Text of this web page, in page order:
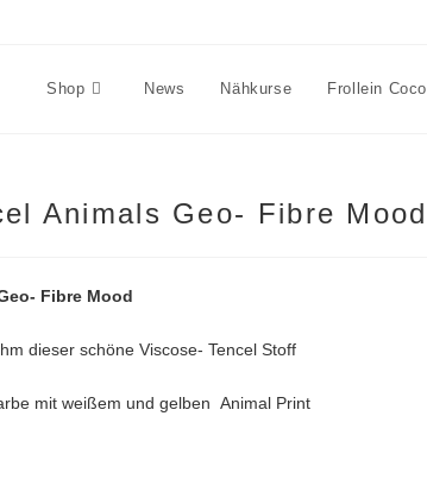
Shop News Nähkurse Frollein Coco
Animals Geo- Fibre Mood
Fibre Mood
dieser schöne Viscose- Tencel Stoff
mit weißem und gelben Animal Print